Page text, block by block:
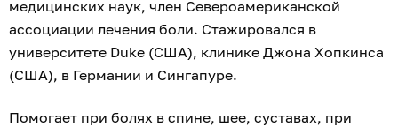
медицинских наук, член Североамериканской
ассоциации лечения боли. Стажировался в
университете Duke (США), клинике Джона Хопкинса
(США), в Германии и Сингапуре.
Помогает при болях в спине, шее, суставах, при